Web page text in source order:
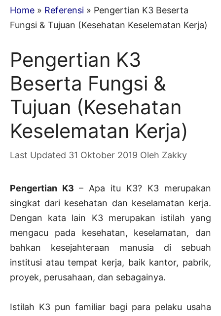
Home » Referensi » Pengertian K3 Beserta
Fungsi & Tujuan (Kesehatan Keselematan Kerja)
Pengertian K3
Beserta Fungsi &
Tujuan (Kesehatan
Keselematan Kerja)
31 Oktober 2019 Oleh Zakky
Pengertian K3 – Apa itu K3? K3 merupakan
singkat dari kesehatan dan keselamatan kerja.
Dengan kata lain K3 merupakan istilah yang
mengacu pada kesehatan, keselamatan, dan
bahkan kesejahteraan manusia di sebuah
institusi atau tempat kerja, baik kantor, pabrik,
proyek, perusahaan, dan sebagainya.
Istilah K3 pun familiar bagi para pelaku usaha